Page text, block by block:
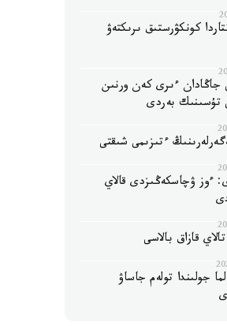
كونكۋرستىق ىرىكتەۋ
ءىرى كەن ورنىن
تۇسىنىك بەردى
ءتىزىمى شىقتى
ءوز ۋچاسكەڭىزدى قالاي
قازاق بالاسى
جولىندا تولەم جاساۋ